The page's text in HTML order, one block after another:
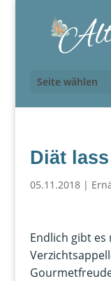
Seite wählen
Diät
05.11.2018|
Endlich gibt es